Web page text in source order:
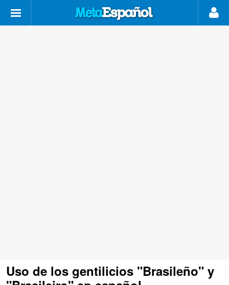
Uso de los gentilicios "Brasileño" y